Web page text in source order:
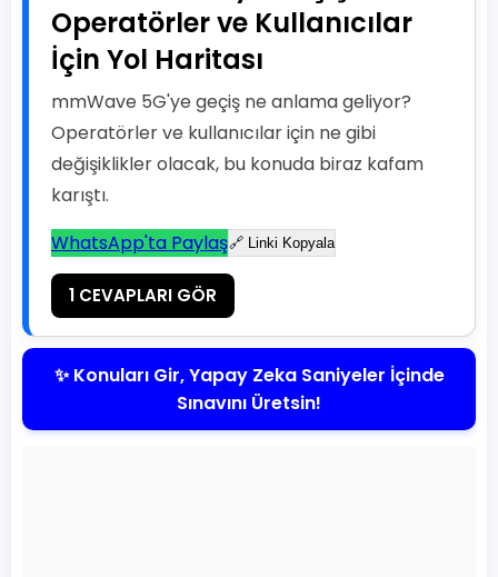
Operatörler ve Kullanıcılar
İçin Yol Haritası
mmWave 5G'ye geçiş ne anlama geliyor?
Operatörler ve kullanıcılar için ne gibi
değişiklikler olacak, bu konuda biraz kafam
karıştı.
WhatsApp'ta Paylaş🔗 Linki Kopyala
1 CEVAPLARI GÖR
✨ Konuları Gir, Yapay Zeka Saniyeler İçinde
Sınavını Üretsin!